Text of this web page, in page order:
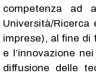
competenza ad
Università/
imprese), al fine
e l’innovazione
diffusione delle